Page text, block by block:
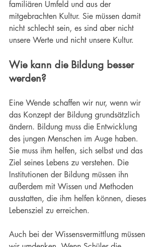
familiären Umfeld und aus der
mitgebrachten Kultur. Sie müssen damit
nicht schlecht sein, es sind aber nicht
unsere Werte und nicht unsere Kultur.
Wie kann die Bildung besser
werden?
Eine Wende schaffen wir nur, wenn wir
das Konzept der Bildung grundsätzlich
ändern. Bildung muss die Entwicklung
des jungen Menschen im Auge haben.
Sie muss ihm helfen, sich selbst und das
Ziel seines Lebens zu verstehen. Die
Institutionen der Bildung müssen ihn
außerdem mit Wissen und Methoden
ausstatten, die ihm helfen können, dieses
Lebensziel zu erreichen.
Auch bei der Wissensvermittlung müssen